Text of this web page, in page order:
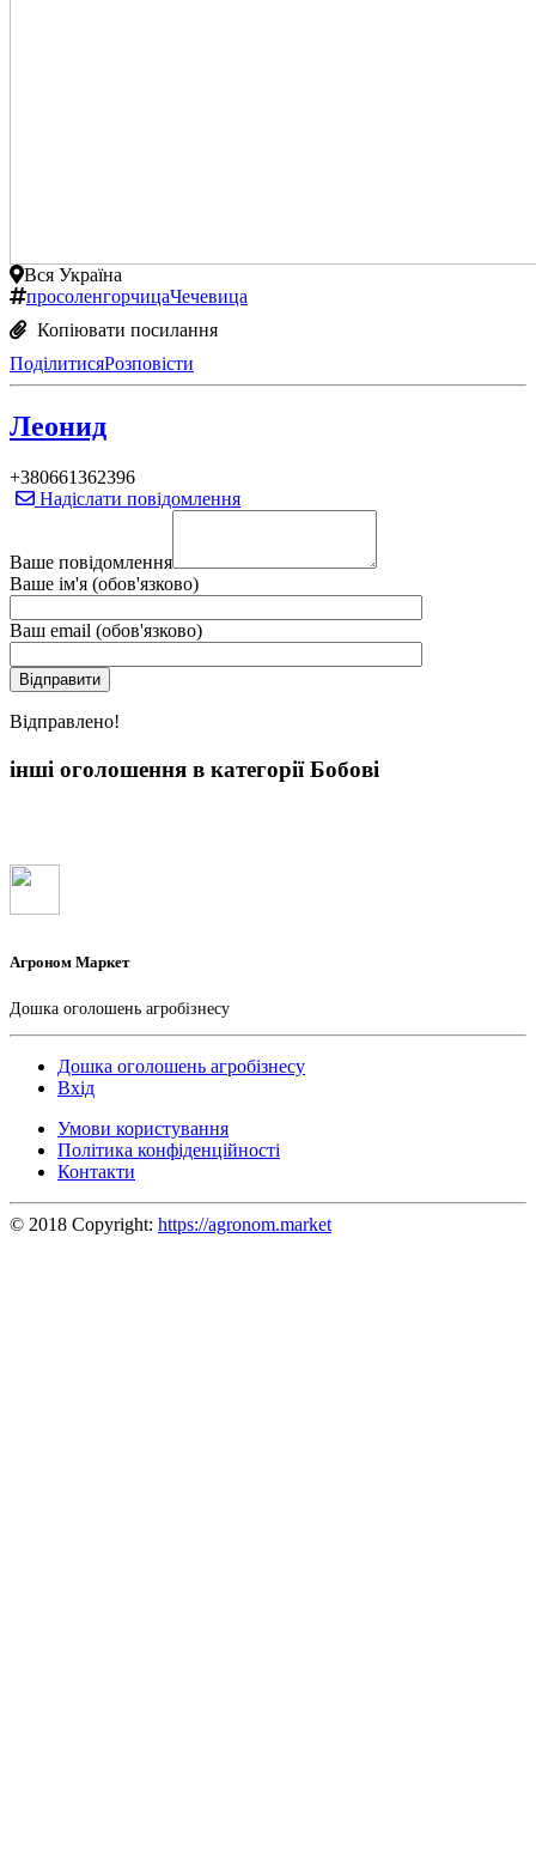
Вся Україна
просоленгорчицаЧечевица
Копіювати посилання
ПоділитисяРозповісти
Леонид
+380661362396
Надіслати повідомлення
Ваше повідомлення
Ваше ім'я (обов'язково)
Ваш email (обов'язково)
Вiдправлено!
інші оголошення в категорії Бобові
Агроном Маркет
Дошка оголошень агробізнесу
Дошка оголошень агробізнесу
Вхід
Умови користування
Політика конфіденційності
Контакти
© 2018 Copyright: https://agronom.market